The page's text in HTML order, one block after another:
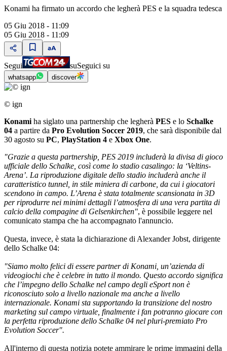
Konami ha firmato un accordo che legherà PES e la squadra tedesca
05 Giu 2018 - 11:09
05 Giu 2018 - 11:09
Segui suSeguici su
whatsapp discover
© ign
Konami ha siglato una partnership che legherà PES e lo Schalke
04 a partire da Pro Evolution Soccer 2019, che sarà disponibile dal
30 agosto su PC, PlayStation 4 e Xbox One.
"Grazie a questa partnership, PES 2019 includerà la divisa di gioco
ufficiale dello Schalke, così come lo stadio casalingo: la ‘Veltins-
Arena’. La riproduzione digitale dello stadio includerà anche il
caratteristico tunnel, in stile miniera di carbone, da cui i giocatori
scendono in campo. L’Arena è stata totalmente scansionata in 3D
per riprodurre nei minimi dettagli l’atmosfera di una vera partita di
calcio della compagine di Gelsenkirchen", è possibile leggere nel
comunicato stampa che ha accompagnato l'annuncio.
Questa, invece, è stata la dichiarazione di Alexander Jobst, dirigente
dello Schalke 04:
"Siamo molto felici di essere partner di Konami, un’azienda di
videogiochi che è celebre in tutto il mondo. Questo accordo significa
che l’impegno dello Schalke nel campo degli eSport non è
riconosciuto solo a livello nazionale ma anche a livello
internazionale. Konami sta supportando la transizione del nostro
marketing sul campo virtuale, finalmente i fan potranno giocare con
la perfetta riproduzione dello Schalke 04 nel pluri-premiato Pro
Evolution Soccer".
All'interno di questa notizia potete ammirare le prime immagini della